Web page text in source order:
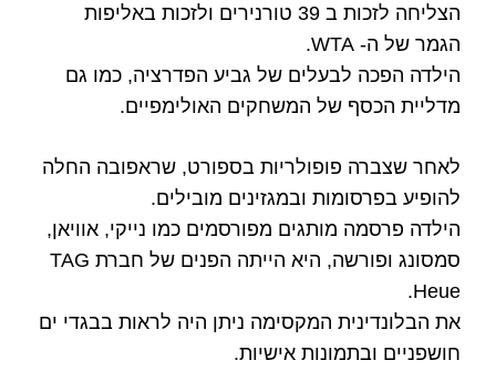
הצליחה לזכות ב 39 טורנירים ולזכות באליפות
הגמר של ה- WTA.
הילדה הפכה לבעלים של גביע הפדרציה, כמו גם
מדליית הכסף של המשחקים האולימפיים.
לאחר שצברה פופולריות בספורט, שראפובה החלה
להופיע בפרסומות ובמגזינים מובילים.
הילדה פרסמה מותגים מפורסמים כמו נייקי, אוויאן,
סמסונג ופורשה, היא הייתה הפנים של חברת TAG
Heue.
את הבלונדינית המקסימה ניתן היה לראות בבגדי ים
חושפניים ובתמונות אישיות.